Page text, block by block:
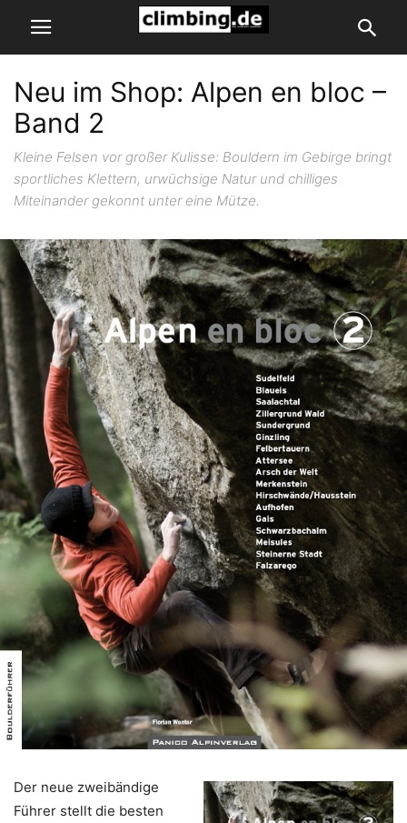
Neu im Shop: Alpen en bloc –
Band 2
Kleine Felsen vor großer Kulisse: Bouldern im Gebirge bringt
sportliches Klettern, urwüchsige Natur und chilliges
Miteinander gekonnt unter eine Mütze.
Der neue zweibändige
Führer stellt die besten